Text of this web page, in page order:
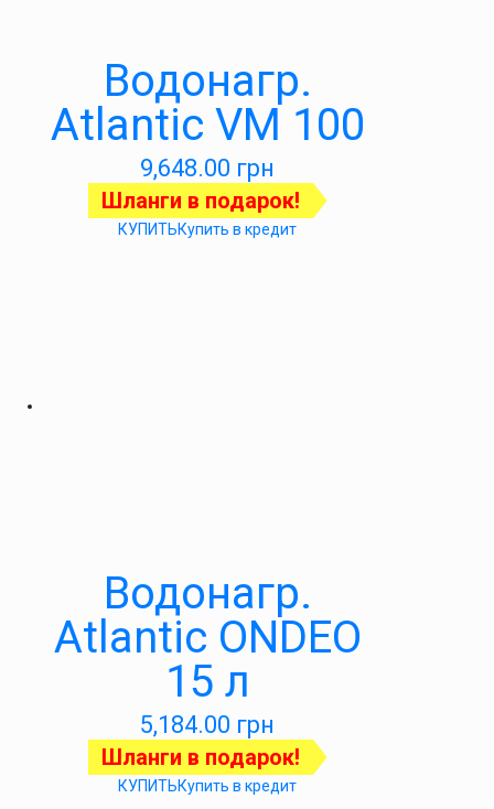
Водонагр.
Atlantic VM 100
9,648.00 грн
Шланги в подарок!
КУПИТЬКупить в кредит
Водонагр.
Atlantic ONDEO
15 л
5,184.00 грн
Шланги в подарок!
КУПИТЬКупить в кредит